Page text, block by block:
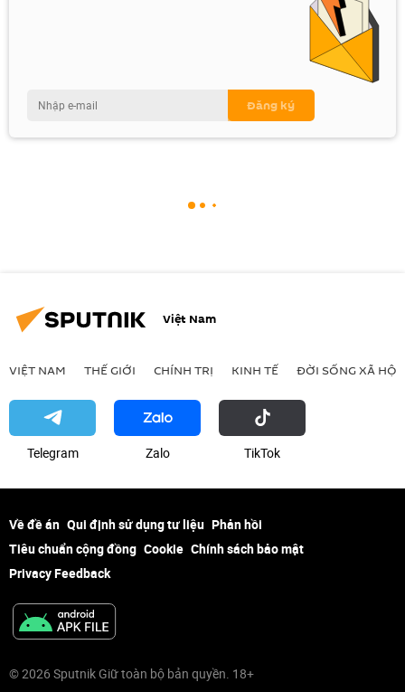
Việt Nam
VIỆT NAM THẾ GIỚI CHÍNH TRỊ KINH TẾ ĐỜI SỐNG XÃ HỘI
Telegram Zalo ТikТоk
Về đề án Qui định sử dụng tư liệu Phản hồi
Tiêu chuẩn cộng đồng Cookie Chính sách bảo mật
Privacy Feedback
© 2026 Sputnik Giữ toàn bộ bản quyền. 18+